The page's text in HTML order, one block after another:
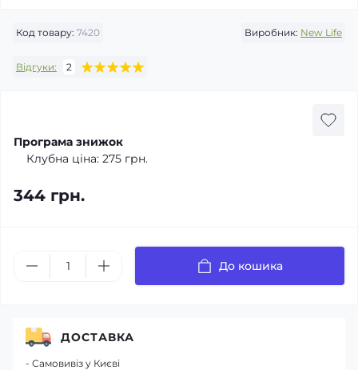
Код товару: 7420 Виробник: New Life
Відгуки: 2
Програма знижок
Клубна ціна: 275 грн.
344 грн.
До кошика
ДОСТАВКА
- Самовивіз у Києві